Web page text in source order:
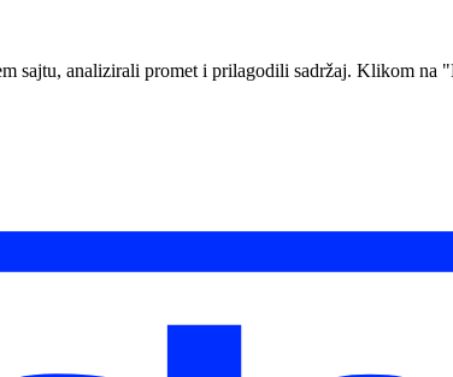
sajtu, analizirali promet i prilagodili sadržaj. Klikom na